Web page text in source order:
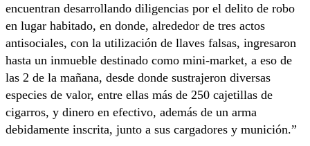
encuentran desarrollando diligencias por el delito de robo
en lugar habitado, en donde, alrededor de tres actos
antisociales, con la utilización de llaves falsas, ingresaron
hasta un inmueble destinado como mini-market, a eso de
las 2 de la mañana, desde donde sustrajeron diversas
especies de valor, entre ellas más de 250 cajetillas de
cigarros, y dinero en efectivo, además de un arma
debidamente inscrita, junto a sus cargadores y munición.”